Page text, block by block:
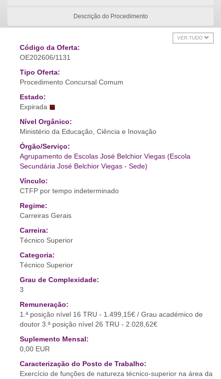
Descrição do Procedimento
VER TUDO
Código da Oferta:
OE202606/1131
Tipo Oferta:
Procedimento Concursal Comum
Estado:
Expirada
Nível Orgânico:
Ministério da Educação, Ciência e Inovação
Órgão/Serviço:
Agrupamento de Escolas José Belchior Viegas (Escola
Secundária José Belchior Viegas - Sede)
Vínculo:
CTFP por tempo indeterminado
Regime:
Carreiras Gerais
Carreira:
Técnico Superior
Categoria:
Técnico Superior
Grau de Complexidade:
3
Remuneração:
1.ª posição nível 16 TRU - 1.499,15€ / Grau académico de
doutor 3.ª posição nível 26 TRU - 2.028,62€
Suplemento Mensal:
0,00 EUR
Caracterização do Posto de Trabalho:
Exercício de funções de natureza técnico-superior na área da